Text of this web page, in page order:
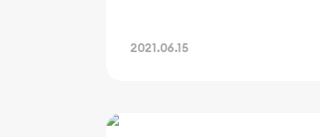
2021.06.15